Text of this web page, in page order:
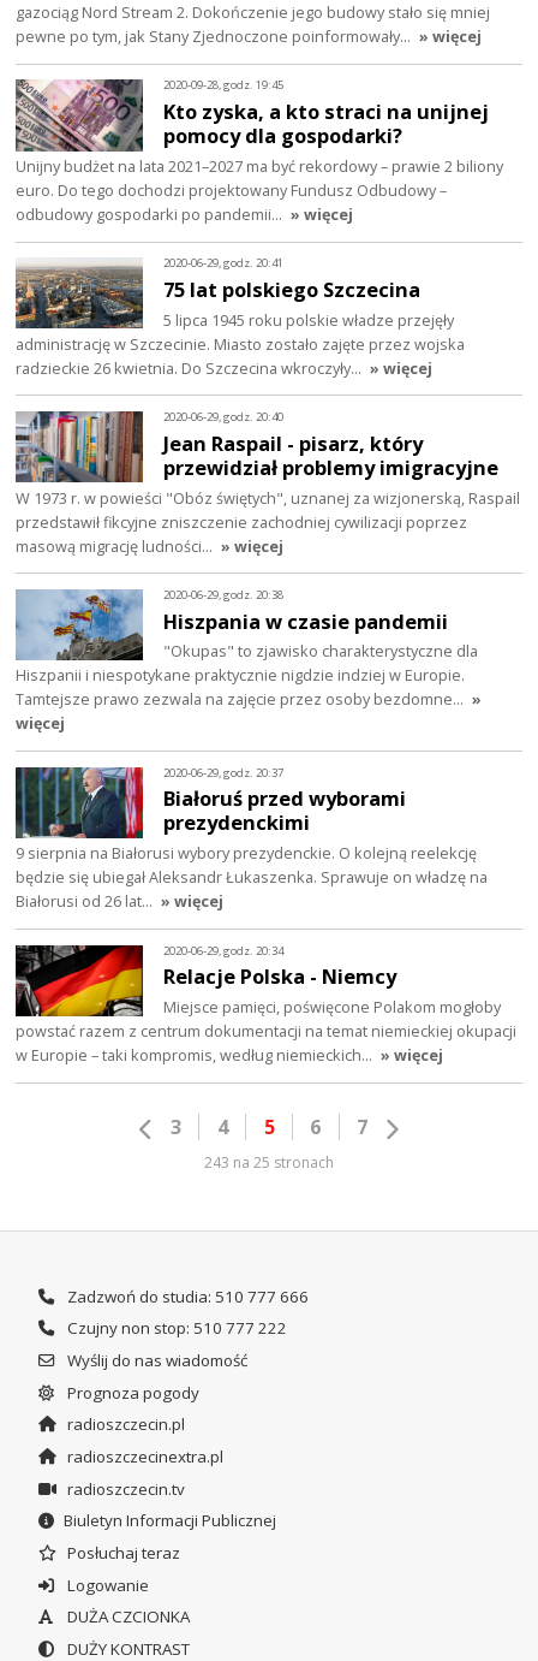
gazociąg Nord Stream 2. Dokończenie jego budowy stało się mniej
pewne po tym, jak Stany Zjednoczone poinformowały… » więcej
2020-09-28, godz. 19:45
Kto zyska, a kto straci na unijnej
pomocy dla gospodarki?
Unijny budżet na lata 2021–2027 ma być rekordowy – prawie 2 biliony
euro. Do tego dochodzi projektowany Fundusz Odbudowy –
odbudowy gospodarki po pandemii… » więcej
2020-06-29, godz. 20:41
75 lat polskiego Szczecina
5 lipca 1945 roku polskie władze przejęły
administrację w Szczecinie. Miasto zostało zajęte przez wojska
radzieckie 26 kwietnia. Do Szczecina wkroczyły… » więcej
2020-06-29, godz. 20:40
Jean Raspail - pisarz, który
przewidział problemy imigracyjne
W 1973 r. w powieści "Obóz świętych", uznanej za wizjonerską, Raspail
przedstawił fikcyjne zniszczenie zachodniej cywilizacji poprzez
masową migrację ludności… » więcej
2020-06-29, godz. 20:38
Hiszpania w czasie pandemii
"Okupas" to zjawisko charakterystyczne dla
Hiszpanii i niespotykane praktycznie nigdzie indziej w Europie.
Tamtejsze prawo zezwala na zajęcie przez osoby bezdomne… »
więcej
2020-06-29, godz. 20:37
Białoruś przed wyborami
prezydenckimi
9 sierpnia na Białorusi wybory prezydenckie. O kolejną reelekcję
będzie się ubiegał Aleksandr Łukaszenka. Sprawuje on władzę na
Białorusi od 26 lat… » więcej
2020-06-29, godz. 20:34
Relacje Polska - Niemcy
Miejsce pamięci, poświęcone Polakom mogłoby
powstać razem z centrum dokumentacji na temat niemieckiej okupacji
w Europie – taki kompromis, według niemieckich… » więcej
3 4 5 6 7
243 na 25 stronach
Zadzwoń do studia: 510 777 666
Czujny non stop: 510 777 222
Wyślij do nas wiadomość
Prognoza pogody
radioszczecin.pl
radioszczecinextra.pl
radioszczecin.tv
Biuletyn Informacji Publicznej
Posłuchaj teraz
Logowanie
DUŻA CZCIONKA
DUŻY KONTRAST